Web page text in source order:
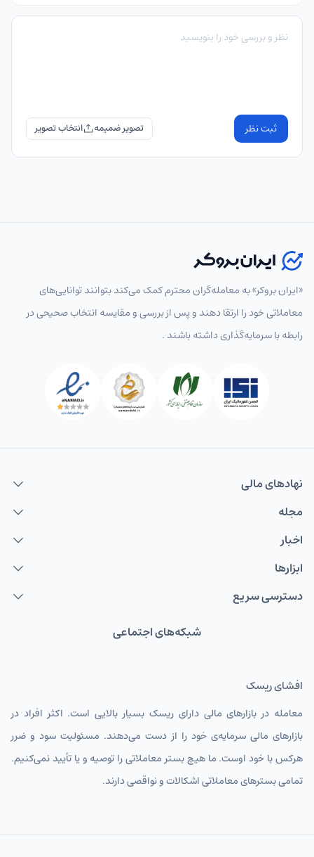
ثبت نظر تصویر ضمیمه
«ایران بروکر» به معامله‌گران محترم کمک می‌کند بتوانند توانایی‌های
معاملاتی خود را ارتقا دهند و پس از بررسی و مقایسه انتخاب‌ صحیحی در
رابطه با سرمایه‌گذاری داشته باشند .
نهاد‌های مالی
مجله
اخبار
ابزارها
دسترسی سریع
شبکه‌های اجتماعی
افشای ریسک
معامله در بازارهای مالی دارای ریسک بسیار بالایی است. اکثر افراد در
بازارهای مالی سرمایه‌ی خود را از دست می‌دهند. مسئولیت سود و ضرر
هرکس با خود اوست. ما هیچ بستر معاملاتی را توصیه و یا تأیید نمی‌کنیم.
تمامی بسترهای معاملاتی اشکالات و نواقصی دارند.